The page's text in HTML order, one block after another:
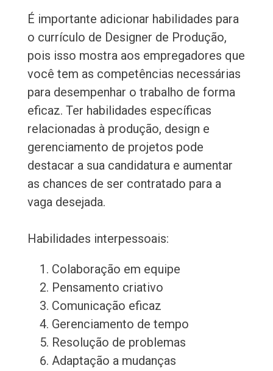
É importante adicionar habilidades para
o currículo de Designer de Produção,
pois isso mostra aos empregadores que
você tem as competências necessárias
para desempenhar o trabalho de forma
eficaz. Ter habilidades específicas
relacionadas à produção, design e
gerenciamento de projetos pode
destacar a sua candidatura e aumentar
as chances de ser contratado para a
vaga desejada.
Habilidades interpessoais:
Colaboração em equipe
Pensamento criativo
Comunicação eficaz
Gerenciamento de tempo
Resolução de problemas
Adaptação a mudanças